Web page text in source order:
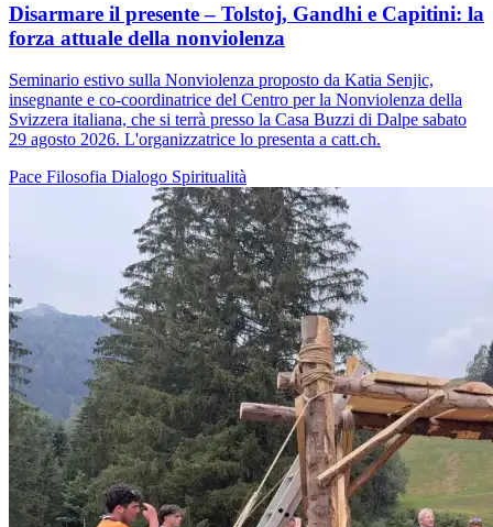
Disarmare il presente – Tolstoj, Gandhi e Capitini: la
forza attuale della nonviolenza
Seminario estivo sulla Nonviolenza proposto da Katia Senjic,
insegnante e co-coordinatrice del Centro per la Nonviolenza della
Svizzera italiana, che si terrà presso la Casa Buzzi di Dalpe sabato
29 agosto 2026. L'organizzatrice lo presenta a catt.ch.
Pace Filosofia Dialogo Spiritualità